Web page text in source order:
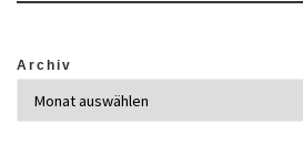
Archiv